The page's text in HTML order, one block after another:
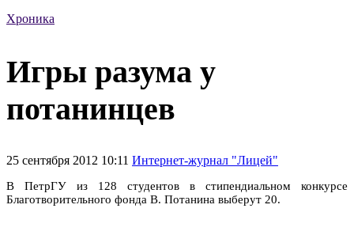
Хроника
Игры разума у
потанинцев
25 сентября 2012 10:11 Интернет-журнал "Лицей"
В ПетрГУ из 128 студентов в стипендиальном конкурсе
Благотворительного фонда В. Потанина выберут 20.